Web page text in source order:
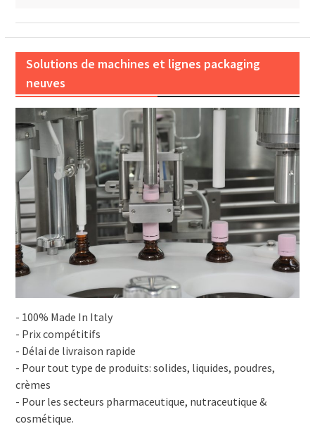
Solutions de machines et lignes packaging
neuves
- 100% Made In Italy
- Prix compétitifs
- Délai de livraison rapide
- Pour tout type de produits: solides, liquides, poudres,
crèmes
- Pour les secteurs pharmaceutique, nutraceutique &
cosmétique.